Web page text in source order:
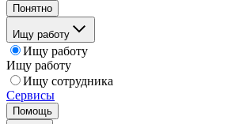
Понятно
Ищу работу
Ищу работу
Ищу работу
Ищу сотрудника
Сервисы
Помощь